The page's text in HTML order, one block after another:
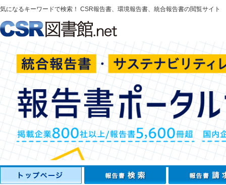
気になるキーワードで検索！ CSR報告書、環境報告書、統合報告書の閲覧サイト